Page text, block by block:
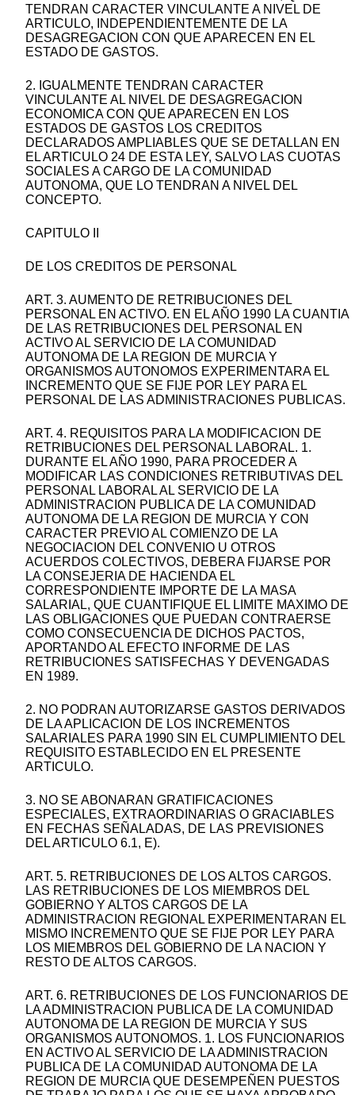
TENDRAN CARACTER VINCULANTE A NIVEL DE
ARTICULO, INDEPENDIENTEMENTE DE LA
DESAGREGACION CON QUE APARECEN EN EL
ESTADO DE GASTOS.
2. IGUALMENTE TENDRAN CARACTER
VINCULANTE AL NIVEL DE DESAGREGACION
ECONOMICA CON QUE APARECEN EN LOS
ESTADOS DE GASTOS LOS CREDITOS
DECLARADOS AMPLIABLES QUE SE DETALLAN EN
EL ARTICULO 24 DE ESTA LEY, SALVO LAS CUOTAS
SOCIALES A CARGO DE LA COMUNIDAD
AUTONOMA, QUE LO TENDRAN A NIVEL DEL
CONCEPTO.
CAPITULO II
DE LOS CREDITOS DE PERSONAL
ART. 3. AUMENTO DE RETRIBUCIONES DEL
PERSONAL EN ACTIVO. EN EL AÑO 1990 LA CUANTIA
DE LAS RETRIBUCIONES DEL PERSONAL EN
ACTIVO AL SERVICIO DE LA COMUNIDAD
AUTONOMA DE LA REGION DE MURCIA Y
ORGANISMOS AUTONOMOS EXPERIMENTARA EL
INCREMENTO QUE SE FIJE POR LEY PARA EL
PERSONAL DE LAS ADMINISTRACIONES PUBLICAS.
ART. 4. REQUISITOS PARA LA MODIFICACION DE
RETRIBUCIONES DEL PERSONAL LABORAL. 1.
DURANTE EL AÑO 1990, PARA PROCEDER A
MODIFICAR LAS CONDICIONES RETRIBUTIVAS DEL
PERSONAL LABORAL AL SERVICIO DE LA
ADMINISTRACION PUBLICA DE LA COMUNIDAD
AUTONOMA DE LA REGION DE MURCIA Y CON
CARACTER PREVIO AL COMIENZO DE LA
NEGOCIACION DEL CONVENIO U OTROS
ACUERDOS COLECTIVOS, DEBERA FIJARSE POR
LA CONSEJERIA DE HACIENDA EL
CORRESPONDIENTE IMPORTE DE LA MASA
SALARIAL, QUE CUANTIFIQUE EL LIMITE MAXIMO DE
LAS OBLIGACIONES QUE PUEDAN CONTRAERSE
COMO CONSECUENCIA DE DICHOS PACTOS,
APORTANDO AL EFECTO INFORME DE LAS
RETRIBUCIONES SATISFECHAS Y DEVENGADAS
EN 1989.
2. NO PODRAN AUTORIZARSE GASTOS DERIVADOS
DE LA APLICACION DE LOS INCREMENTOS
SALARIALES PARA 1990 SIN EL CUMPLIMIENTO DEL
REQUISITO ESTABLECIDO EN EL PRESENTE
ARTICULO.
3. NO SE ABONARAN GRATIFICACIONES
ESPECIALES, EXTRAORDINARIAS O GRACIABLES
EN FECHAS SEÑALADAS, DE LAS PREVISIONES
DEL ARTICULO 6.1, E).
ART. 5. RETRIBUCIONES DE LOS ALTOS CARGOS.
LAS RETRIBUCIONES DE LOS MIEMBROS DEL
GOBIERNO Y ALTOS CARGOS DE LA
ADMINISTRACION REGIONAL EXPERIMENTARAN EL
MISMO INCREMENTO QUE SE FIJE POR LEY PARA
LOS MIEMBROS DEL GOBIERNO DE LA NACION Y
RESTO DE ALTOS CARGOS.
ART. 6. RETRIBUCIONES DE LOS FUNCIONARIOS DE
LA ADMINISTRACION PUBLICA DE LA COMUNIDAD
AUTONOMA DE LA REGION DE MURCIA Y SUS
ORGANISMOS AUTONOMOS. 1. LOS FUNCIONARIOS
EN ACTIVO AL SERVICIO DE LA ADMINISTRACION
PUBLICA DE LA COMUNIDAD AUTONOMA DE LA
REGION DE MURCIA QUE DESEMPEÑEN PUESTOS